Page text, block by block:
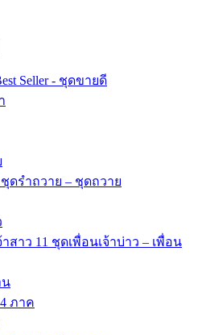
Seller - ชุดขายดี
ชุดรำถวาย – ชุดถวาย
11 ชุดเพื่อนเจ้าบ่าว – เพื่อน
น
ภาค